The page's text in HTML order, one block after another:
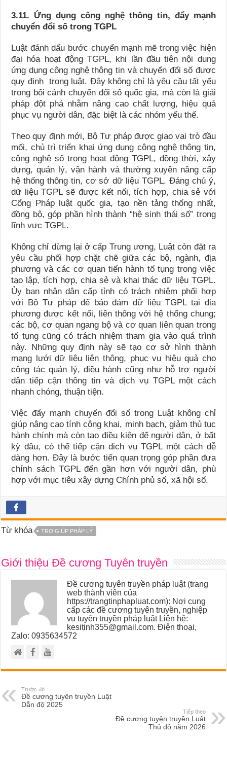
3.11. Ứng dụng công nghệ thông tin, đẩy mạnh
chuyển đổi số trong TGPL
Luật đánh dấu bước chuyển mạnh mẽ trong việc hiện
đại hóa hoạt động TGPL, khi lần đầu tiên nội dung
ứng dụng công nghệ thông tin và chuyển đổi số được
quy định trong luật. Đây không chỉ là yêu cầu tất yếu
trong bối cảnh chuyển đổi số quốc gia, mà còn là giải
pháp đột phá nhằm nâng cao chất lượng, hiệu quả
phục vụ người dân, đặc biệt là các nhóm yếu thế.
Theo quy định mới, Bộ Tư pháp được giao vai trò đầu
mối, chủ trì triển khai ứng dụng công nghệ thông tin,
công nghệ số trong hoạt động TGPL, đồng thời, xây
dựng, quản lý, vận hành và thường xuyên nâng cấp
hệ thống thông tin, cơ sở dữ liệu TGPL. Đáng chú ý,
dữ liệu TGPL sẽ được kết nối, tích hợp, chia sẻ với
Cổng Pháp luật quốc gia, tạo nền tảng thống nhất,
đồng bộ, góp phần hình thành “hệ sinh thái số” trong
lĩnh vực TGPL.
Không chỉ dừng lại ở cấp Trung ương, Luật còn đặt ra
yêu cầu phối hợp chặt chẽ giữa các bộ, ngành, địa
phương và các cơ quan tiến hành tố tụng trong việc
tạo lập, tích hợp, chia sẻ và khai thác dữ liệu TGPL.
Ủy ban nhân dân cấp tỉnh có trách nhiệm phối hợp
với Bộ Tư pháp để bảo đảm dữ liệu TGPL tại địa
phương được kết nối, liên thông với hệ thống chung;
các bộ, cơ quan ngang bộ và cơ quan liên quan trong
tố tụng cũng có trách nhiệm tham gia vào quá trình
này. Những quy định này sẽ tạo cơ sở hình thành
mạng lưới dữ liệu liên thông, phục vụ hiệu quả cho
công tác quản lý, điều hành cũng như hỗ trợ người
dân tiếp cận thông tin và dịch vụ TGPL một cách
nhanh chóng, thuận tiện.
Việc đẩy mạnh chuyển đổi số trong Luật không chỉ
giúp nâng cao tính công khai, minh bạch, giảm thủ tục
hành chính mà còn tạo điều kiện để người dân, ở bất
kỳ đâu, có thể tiếp cận dịch vụ TGPL một cách dễ
dàng hơn. Đây là bước tiến quan trọng góp phần đưa
chính sách TGPL đến gần hơn với người dân, phù
hợp với mục tiêu xây dựng Chính phủ số, xã hội số.
Từ khóa TRỢ GIÚP PHÁP LÝ
Giới thiệu Đề cương Tuyên truyền
Đề cương tuyên truyền pháp luật (trang
web thành viên của
https://trangtinphapluat.com): Nơi cung
cấp các đề cương tuyên truyền, nghiệp
vụ tuyên truyền pháp luật Liên hệ:
kesitinh355@gmail.com. Điện thoại,
Zalo: 0935634572
Trước đó
Đề cương tuyên truyền Luật
Dẫn độ 2025
Tiếp theo
Đề cương tuyên truyền Luật
Thủ đô năm 2026